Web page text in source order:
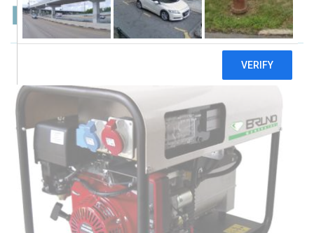
Bruno G5000HMPE-P